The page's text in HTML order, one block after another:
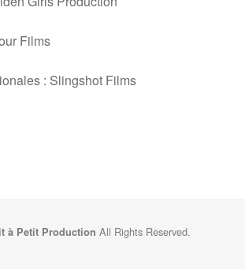
Films
: Slingshot Films
à Petit Production All Rights Reserved.